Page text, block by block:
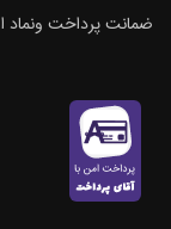
ضمانت پرداخت ونماد